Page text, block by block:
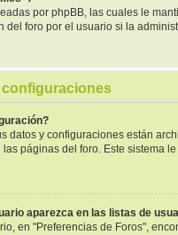
por phpBB, las cuales le
del foro por el usuario si la
configuraciones
datos y configuraciones están
páginas del foro. Este sistema
aparezca en las listas de
en "Preferencias de Foros",